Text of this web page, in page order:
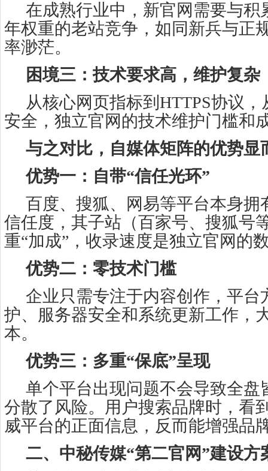
在成熟行业中，新官网需要与积
年权重的老站竞争，如同新兵与正
率渺茫。
困境三：技术要求高，维护复杂
从核心网页指标到HTTPS协议
安全，独立官网的技术维护门槛和
与之对比，自媒体矩阵的优势显
优势一：自带“信任光环”
百度、搜狐、网易等平台本身拥
信任度，其子站（百家号、搜狐号
重“加成”，收录速度是独立官网的
优势二：零技术门槛
企业只需专注于内容创作，平台
护、服务器安全和系统更新工作，
本。
优势三：多重“保底”呈现
单个平台出现问题不会导致全盘
分散了风险。用户搜索品牌时，看
威平台的正面信息，反而能增强品
二、中秘传媒“第二官网”建设方